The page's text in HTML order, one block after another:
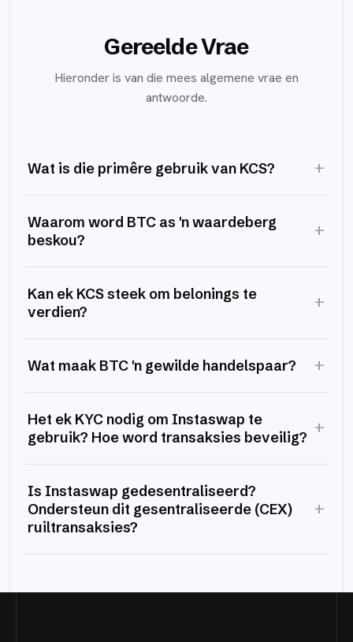
Gereelde Vrae
Hieronder is van die mees algemene vrae en
antwoorde.
Wat is die primêre gebruik van KCS? +
Waarom word BTC as 'n waardeberg
beskou?
+
Kan ek KCS steek om belonings te
verdien?
+
Wat maak BTC 'n gewilde handelspaar? +
Het ek KYC nodig om Instaswap te
gebruik? Hoe word transaksies beveilig? +
Is Instaswap gedesentraliseerd?
Ondersteun dit gesentraliseerde (CEX)
ruiltransaksies?
+